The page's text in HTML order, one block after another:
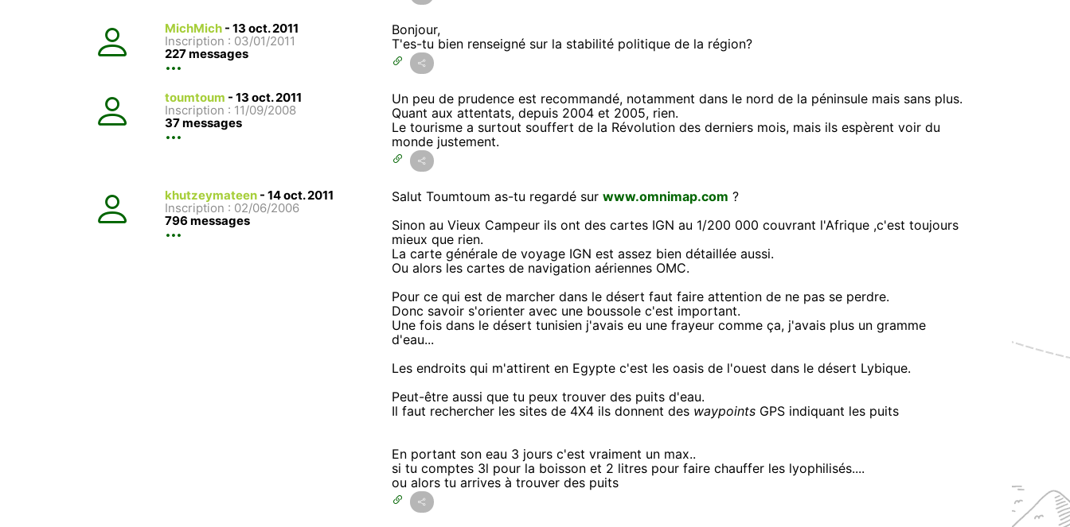
MichMich - 13 oct. 2011
Inscription : 03/01/2011
227 messages
Bonjour,
T'es-tu bien renseigné sur la stabilité politique de la région?
toumtoum - 13 oct. 2011
Inscription : 11/09/2008
37 messages
Un peu de prudence est recommandé, notamment dans le nord de la péninsule mais sans plus.
Quant aux attentats, depuis 2004 et 2005, rien.
Le tourisme a surtout souffert de la Révolution des derniers mois, mais ils espèrent voir du
monde justement.
khutzeymateen - 14 oct. 2011
Inscription : 02/06/2006
796 messages
Salut Toumtoum as-tu regardé sur www.omnimap.com ?
Sinon au Vieux Campeur ils ont des cartes IGN au 1/200 000 couvrant l'Afrique ,c'est toujours
mieux que rien.
La carte générale de voyage IGN est assez bien détaillée aussi.
Ou alors les cartes de navigation aériennes OMC.
Pour ce qui est de marcher dans le désert faut faire attention de ne pas se perdre.
Donc savoir s'orienter avec une boussole c'est important.
Une fois dans le désert tunisien j'avais eu une frayeur comme ça, j'avais plus un gramme
d'eau...
Les endroits qui m'attirent en Egypte c'est les oasis de l'ouest dans le désert Lybique.
Peut-être aussi que tu peux trouver des puits d'eau.
Il faut rechercher les sites de 4X4 ils donnent des waypoints GPS indiquant les puits
En portant son eau 3 jours c'est vraiment un max..
si tu comptes 3l pour la boisson et 2 litres pour faire chauffer les lyophilisés....
ou alors tu arrives à trouver des puits